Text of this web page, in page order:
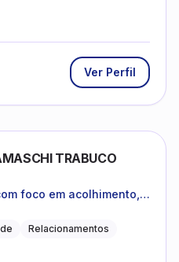
Ver Perfil
TRABUCO
foco em acolhimento,
Relacionamentos